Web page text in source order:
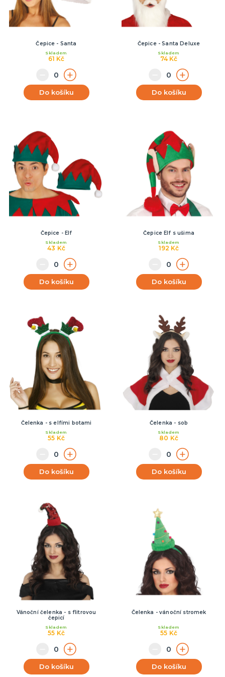
Čepice - Santa
61 Kč
Skladem
Do košíku
Čepice - Santa Deluxe
74 Kč
Skladem
Do košíku
Čepice - Elf
43 Kč
Skladem
Do košíku
Čepice Elf s ušima
192 Kč
Skladem
Do košíku
Čelenka - s elfími botami
55 Kč
Skladem
Do košíku
Čelenka - sob
80 Kč
Skladem
Do košíku
Vánoční čelenka - s flitrovou
čepicí
55 Kč
Skladem
Do košíku
Čelenka - vánoční stromek
55 Kč
Skladem
Do košíku